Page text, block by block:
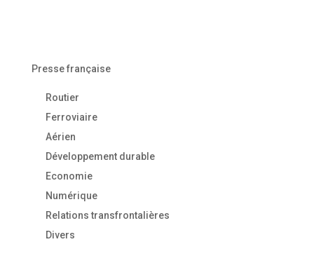
Presse française
Routier
Ferroviaire
Aérien
Développement durable
Economie
Numérique
Relations transfrontalières
Divers